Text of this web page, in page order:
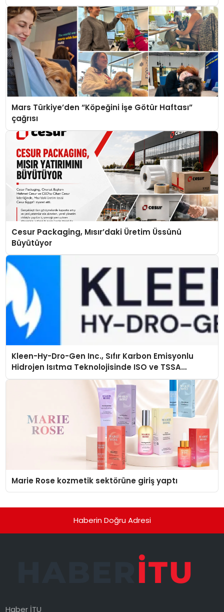
Mars Türkiye’den “Köpeğini İşe Götür Haftası”
çağrısı
Cesur Packaging, Mısır’daki Üretim Üssünü
Büyütüyor
Kleen-Hy-Dro-Gen Inc., Sıfır Karbon Emisyonlu
Hidrojen Isıtma Teknolojisinde ISO ve TSSA
Düzenleyici Onaylarını Aldı
Marie Rose kozmetik sektörüne giriş yaptı
Haberin Doğru Adresi
Haber İTU